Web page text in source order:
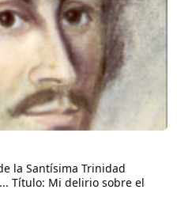
la Santísima Trinidad
Título: Mi delirio sobre el